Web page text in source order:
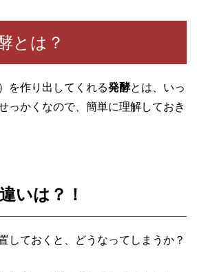
とは？
を作り出してくれる発酵とは、いっ
っかくなので、簡単に理解しておき
いは？！
しておくと、どうなってしまうか？